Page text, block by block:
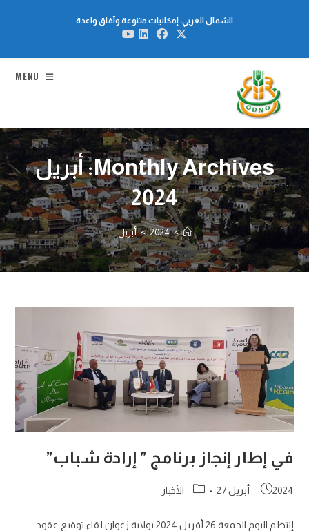
الشمال الغربي: إمكانيات متنوعة وآفاق واعدة
MENU
Monthly Archives: أبريل
2024
>
2024
> أبريل
في إطار إنجاز برنامج ” إرادة شباب”
Post
2024 أبريل 27
Post
الأخبار
إنتظم اليوم الجمعة 26 أفريل 2024 بولاية زغوان لقاء توقيع عقود